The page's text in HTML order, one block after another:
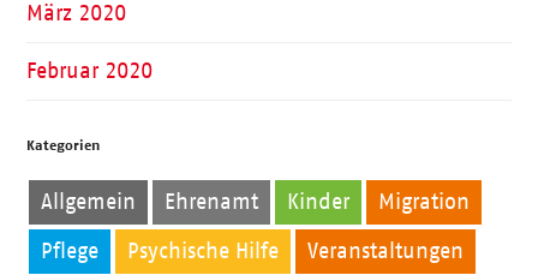
März 2020
Februar 2020
Kategorien
Allgemein Ehrenamt Kinder Migration
Pflege Psychische Hilfe Veranstaltungen